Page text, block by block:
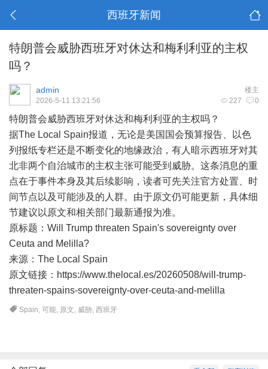
西班牙新闻
特朗普会威胁西班牙对休达和梅利利亚的主权
吗？
楼主
admin
227 0
2026-5-11 13:21:56
特朗普会威胁西班牙对休达和梅利利亚的主权吗？
据The Local Spain报道，无论是美国国会预算报告、以色
列报纸专栏还是不断变化的地缘政治，有人暗示西班牙对其
北非两个自治城市的主权主张可能受到威胁。这条消息的重
点在于事件本身及其后续影响，读者可先关注官方处置、时
间节点以及可能涉及的人群。由于原文仍可能更新，具体细
节建议以原文和相关部门最新通报为准。
原标题：Will Trump threaten Spain's sovereignty over
Ceuta and Melilla?
来源：The Local Spain
原文链接：https://www.thelocal.es/20260508/will-trump-
threaten-spains-sovereignty-over-ceuta-and-melilla
Spain,可能, 原文, 威胁,西班牙